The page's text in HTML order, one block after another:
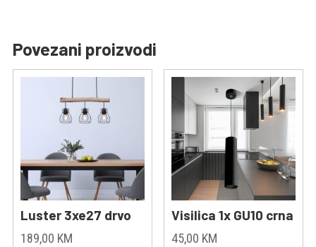
Povezani proizvodi
Luster 3xe27 drvo
189,00 KM
Visilica 1x GU10 crna
45,00 KM